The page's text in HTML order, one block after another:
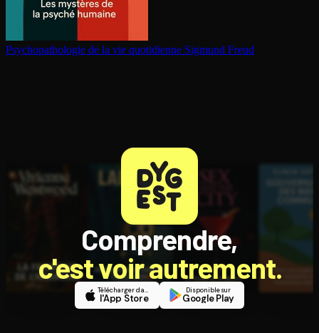
Psy­cho­pa­tho­lo­gie de la vie quotidienne Sigmund Freud
Comprendre,
c'est voir autrement.
Télécharger dans
l'App Store
Disponible sur
Google Play